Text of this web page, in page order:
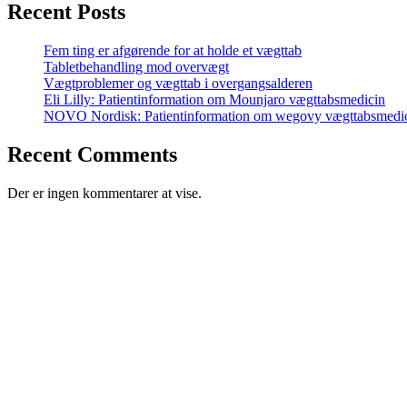
Recent Posts
Fem ting er afgørende for at holde et vægttab
Tabletbehandling mod overvægt
Vægtproblemer og vægttab i overgangsalderen
Eli Lilly: Patientinformation om Mounjaro vægttabsmedicin
NOVO Nordisk: Patientinformation om wegovy
Recent Comments
Der er ingen kommentarer at vise.